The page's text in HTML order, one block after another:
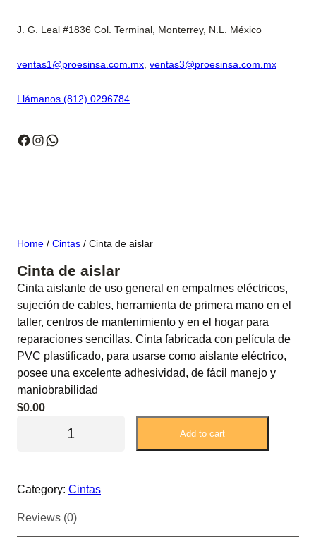
J. G. Leal #1836 Col. Terminal, Monterrey, N.L. México
ventas1@proesinsa.com.mx ventas3@proesinsa.com.mx
Llámanos (812) 0296784
Facebook
Instagram
WhatsApp
Home / Cintas / Cinta de aislar
Cinta de aislar
Cinta aislante de uso general en empalmes eléctricos,
sujeción de cables, herramienta de primera mano en el
taller, centros de mantenimiento y en el hogar para
reparaciones sencillas. Cinta fabricada con película de
PVC plastificado, para usarse como aislante eléctrico,
posee una excelente adhesividad, de fácil manejo y
maniobrabilidad
$0.00
a
e
Add to cart
Category: Cintas
Reviews (0)